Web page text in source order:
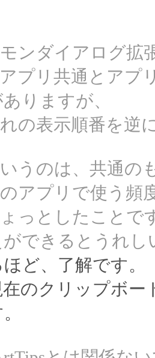
ンダイアログ拡
プリ共通とアプ
りますが、
の表示順番を逆
うのは、共通の
アプリで使う頻
っとしたことで
ができるとうれし
ど、了解です。
在のクリップボ